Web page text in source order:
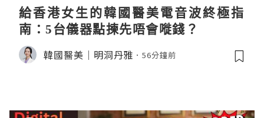
給香港女生的韓國醫美電音波終極指
南：5台儀器點揀先唔會嘥錢？
韓國醫美｜明洞丹雅 56分鐘前